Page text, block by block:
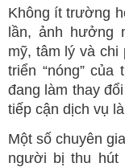
Không ít trường
lần, ảnh hưởng
mỹ, tâm lý và
triển “nóng”
đang làm thay
tiếp cận dịch vụ
Một số chuyên
người bị thu hút